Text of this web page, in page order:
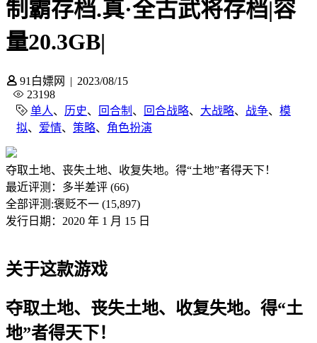
制霸存档.真·全古武将存档|容
量20.3GB|
91白嫖网 | 2023/08/15
23198
单人、 历史、 回合制 、 回合战略、 大战略、 战争、 模
拟、 爱情、 策略、 角色扮演
夺取土地、丧失土地、收复失地。得“土地”者得天下！
最近评测： 多半差评 (66)
全部评测:褒贬不一 (15,897)
发行日期：2020 年 1 月 15 日
关于这款游戏
夺取土地、丧失土地、收复失地。得“土
地”者得天下！